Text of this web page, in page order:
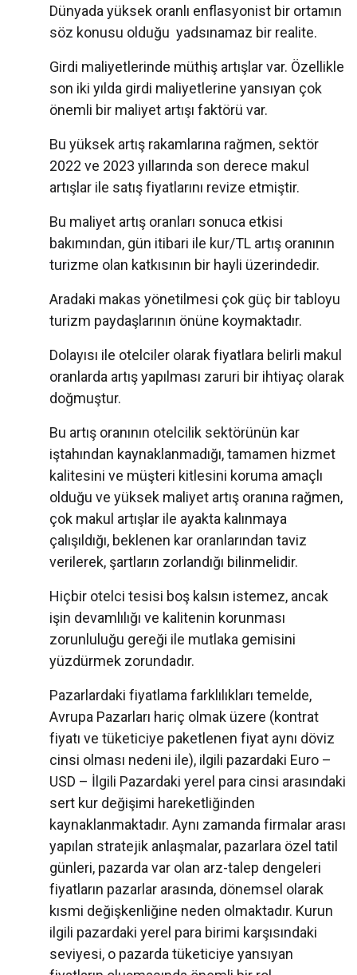
Dünyada yüksek oranlı enflasyonist bir ortamın
söz konusu olduğu yadsınamaz bir realite.
Girdi maliyetlerinde müthiş artışlar var. Özellikle
son iki yılda girdi maliyetlerine yansıyan çok
önemli bir maliyet artışı faktörü var.
Bu yüksek artış rakamlarına rağmen, sektör
2022 ve 2023 yıllarında son derece makul
artışlar ile satış fiyatlarını revize etmiştir.
Bu maliyet artış oranları sonuca etkisi
bakımından, gün itibari ile kur/TL artış oranının
turizme olan katkısının bir hayli üzerindedir.
Aradaki makas yönetilmesi çok güç bir tabloyu
turizm paydaşlarının önüne koymaktadır.
Dolayısı ile otelciler olarak fiyatlara belirli makul
oranlarda artış yapılması zaruri bir ihtiyaç olarak
doğmuştur.
Bu artış oranının otelcilik sektörünün kar
iştahından kaynaklanmadığı, tamamen hizmet
kalitesini ve müşteri kitlesini koruma amaçlı
olduğu ve yüksek maliyet artış oranına rağmen,
çok makul artışlar ile ayakta kalınmaya
çalışıldığı, beklenen kar oranlarından taviz
verilerek, şartların zorlandığı bilinmelidir.
Hiçbir otelci tesisi boş kalsın istemez, ancak
işin devamlılığı ve kalitenin korunması
zorunluluğu gereği ile mutlaka gemisini
yüzdürmek zorundadır.
Pazarlardaki fiyatlama farklılıkları temelde,
Avrupa Pazarları hariç olmak üzere (kontrat
fiyatı ve tüketiciye paketlenen fiyat aynı döviz
cinsi olması nedeni ile), ilgili pazardaki Euro –
USD – İlgili Pazardaki yerel para cinsi arasındaki
sert kur değişimi hareketliğinden
kaynaklanmaktadır. Aynı zamanda firmalar arası
yapılan stratejik anlaşmalar, pazarlara özel tatil
günleri, pazarda var olan arz-talep dengeleri
fiyatların pazarlar arasında, dönemsel olarak
kısmi değişkenliğine neden olmaktadır. Kurun
ilgili pazardaki yerel para birimi karşısındaki
seviyesi, o pazarda tüketiciye yansıyan